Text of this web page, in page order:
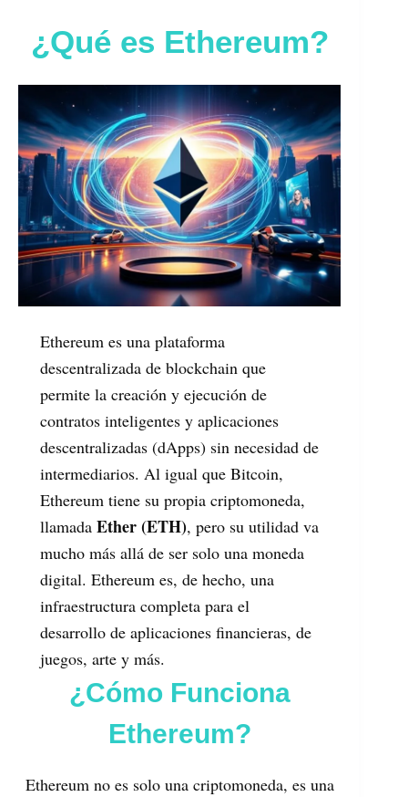
¿Qué es Ethereum?
Ethereum es una plataforma
descentralizada de blockchain que
permite la creación y ejecución de
contratos inteligentes y aplicaciones
descentralizadas (dApps) sin necesidad de
intermediarios. Al igual que Bitcoin,
Ethereum tiene su propia criptomoneda,
llamada Ether (ETH), pero su utilidad va
mucho más allá de ser solo una moneda
digital. Ethereum es, de hecho, una
infraestructura completa para el
desarrollo de aplicaciones financieras, de
juegos, arte y más.
¿Cómo Funciona
Ethereum?
Ethereum no es solo una criptomoneda, es una